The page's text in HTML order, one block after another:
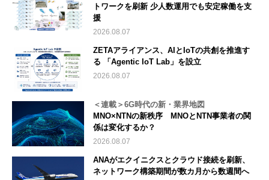
トワークを刷新 少人数運用でも安定稼働を支
援
2026.08.07
ZETAアライアンス、AIとIoTの共創を推進す
る 「Agentic IoT Lab」を設立
2026.08.07
＜連載＞6G時代の新・業界地図
MNO×NTNの新秩序 MNOとNTN事業者の関
係は変化するか？
2026.08.07
ANAがエクイニクスとクラウド接続を刷新、
ネットワーク構築期間が数カ月から数週間へ